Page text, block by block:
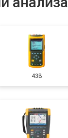
43B